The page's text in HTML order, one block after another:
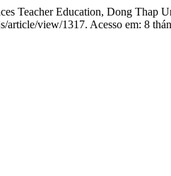
Teacher Education, Dong Thap
view/1317. Acesso em: 8